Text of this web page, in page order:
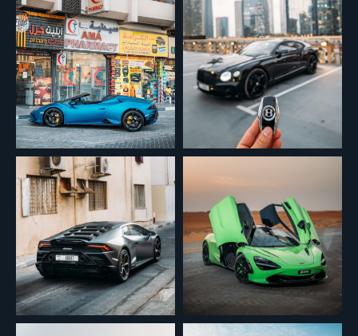
We’ll contact you to confirm details and assist with your car choice.